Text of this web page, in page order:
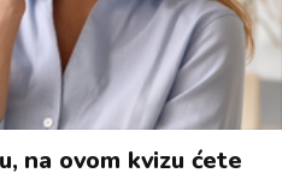
na ovom kvizu ćete